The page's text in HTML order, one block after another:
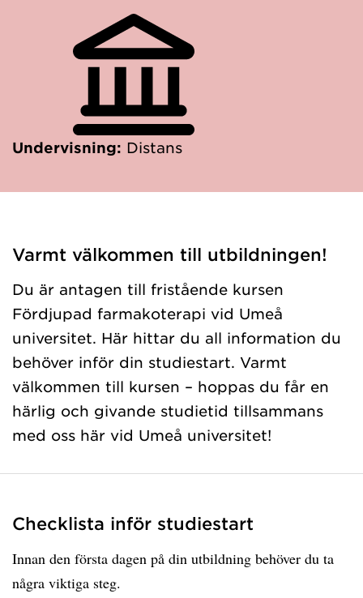
Undervisning: Distans
Varmt välkommen till utbildningen!
Du är antagen till fristående kursen
Fördjupad farmakoterapi vid Umeå
universitet. Här hittar du all information du
behöver inför din studiestart. Varmt
välkommen till kursen – hoppas du får en
härlig och givande studietid tillsammans
med oss här vid Umeå universitet!
Checklista inför studiestart
Innan den första dagen på din utbildning behöver du ta
några viktiga steg.